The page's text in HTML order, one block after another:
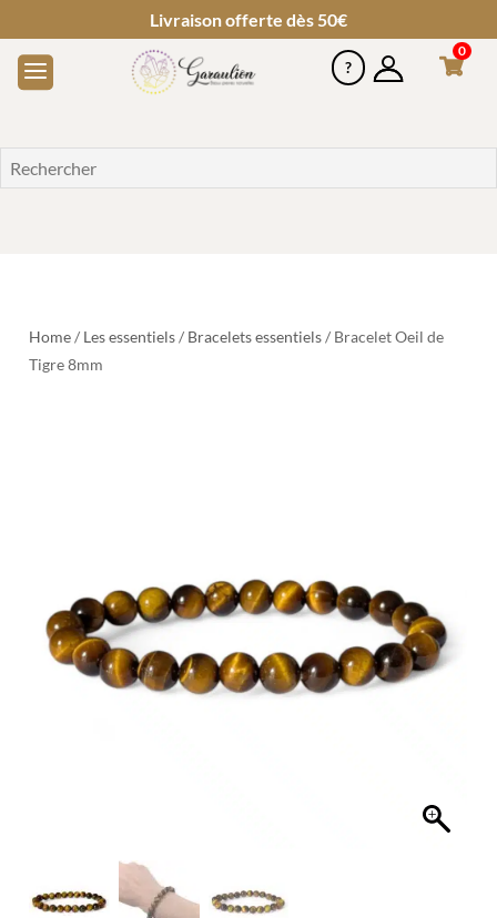
Livraison offerte dès 50€
0
Home/ Les essentiels/ Bracelets essentiels/ Bracelet Oeil de
Tigre 8mm